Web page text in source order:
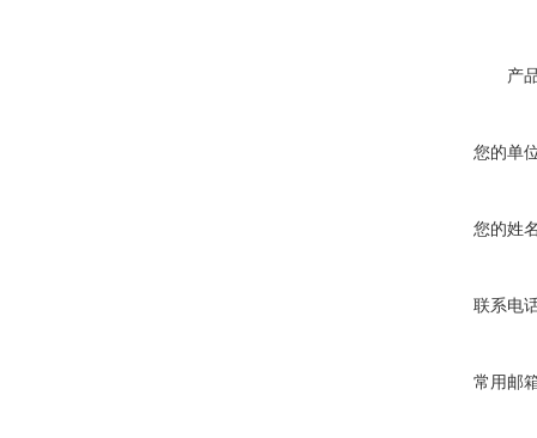
产
您的单
您的姓
联系电
常用邮